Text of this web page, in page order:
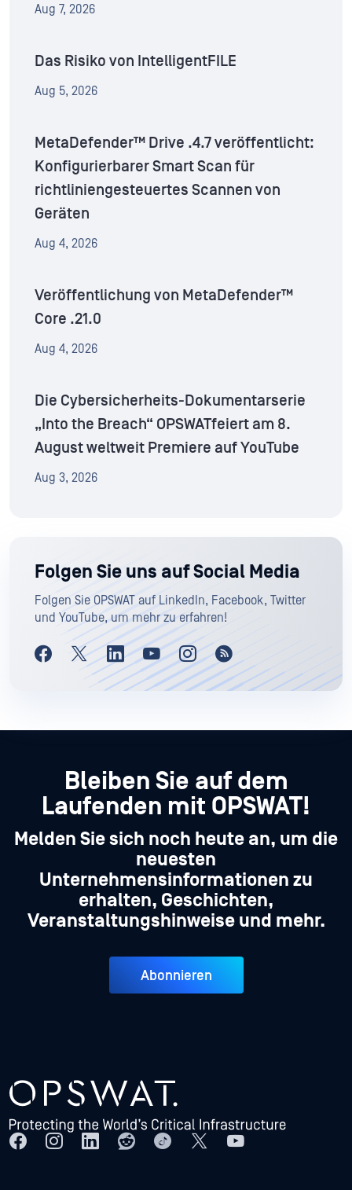
Aug 7, 2026
Das Risiko von IntelligentFILE
Aug 5, 2026
MetaDefender™ Drive .4.7 veröffentlicht:
Konfigurierbarer Smart Scan für
richtliniengesteuertes Scannen von
Geräten
Aug 4, 2026
Veröffentlichung von MetaDefender™
Core .21.0
Aug 4, 2026
Die Cybersicherheits-Dokumentarserie
„Into the Breach“ OPSWATfeiert am 8.
August weltweit Premiere auf YouTube
Aug 3, 2026
Folgen Sie uns auf Social Media
Folgen Sie OPSWAT auf LinkedIn, Facebook, Twitter
und YouTube, um mehr zu erfahren!
Bleiben Sie auf dem
Laufenden mit OPSWAT!
Melden Sie sich noch heute an, um die
neuesten
Unternehmensinformationen zu
erhalten, Geschichten,
Veranstaltungshinweise und mehr.
Abonnieren